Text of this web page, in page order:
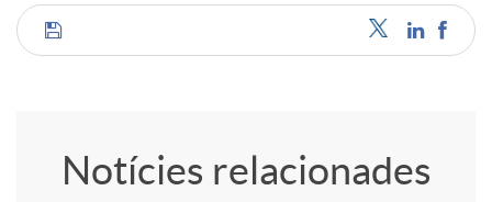
C
Notícies relacionades